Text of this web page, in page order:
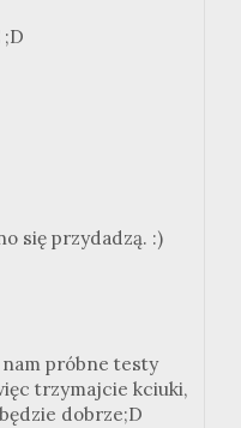
;D
się przydadzą. :)
próbne testy
trzymajcie kciuki,
dobrze;D